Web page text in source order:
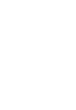
Zeichnungen
ihr zukünftiges